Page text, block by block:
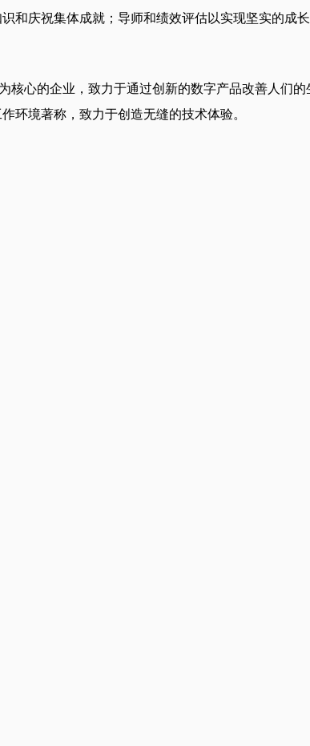
和庆祝集体成就；导师和绩效评估以实现坚实的成长
核心的企业，致力于通过创新的数字产品改善人
环境著称，致力于创造无缝的技术体验。